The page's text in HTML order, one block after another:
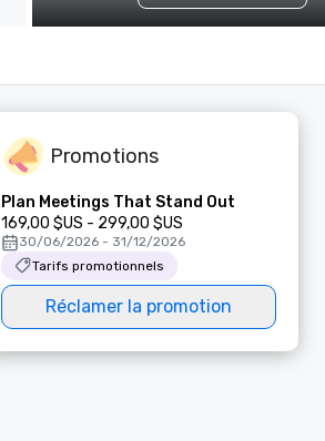
Promotions
Plan Meetings That Stand Out
169,00 $US - 299,00 $US
30/06/2026 - 31/12/2026
Tarifs promotionnels
Réclamer la promotion